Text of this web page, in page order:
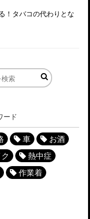
！タバコの代わりとな
ード
車
お酒
熱中症
作業着